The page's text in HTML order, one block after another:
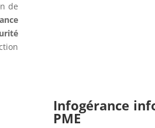
de
Infogérance
PME